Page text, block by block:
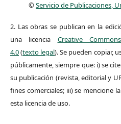
©Servicio de Publicaciones,
2. Las obras se publican en la
una licencia Creative
4.0(texto legal). Se pueden copiar,
públicamente, siempre que: i) se
su publicación (revista, editorial y
fines comerciales; iii) se mencione
esta licencia de uso.